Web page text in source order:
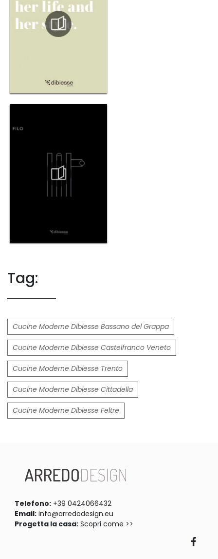
Tag:
Cucine Moderne Dibiesse Bassano del Grappa
Cucine Moderne Dibiesse Castelfranco Veneto
Cucine Moderne Dibiesse Trento
Cucine Moderne Dibiesse Cittadella
Cucine Moderne Dibiesse Feltre
Telefono: +39 0424066432
Email: info@arredodesign.eu
Progetta la casa: Scopri come >>